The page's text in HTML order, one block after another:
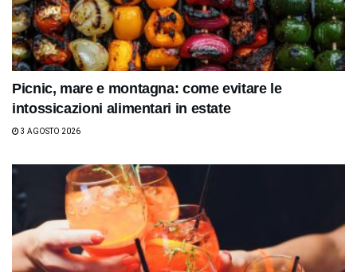
Picnic, mare e montagna: come evitare le
intossicazioni alimentari in estate
3 AGOSTO 2026